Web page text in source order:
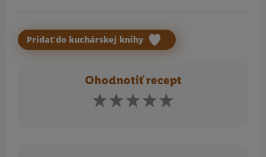
Pridať do kuchárskej knihy
Ohodnotiť recept